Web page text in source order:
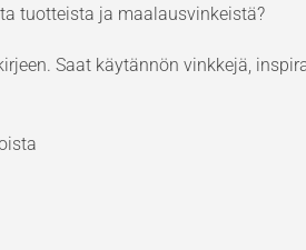
tuotteista ja maalausvinkeistä?
Saat käytännön vinkkejä,